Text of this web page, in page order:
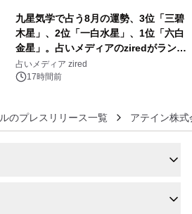
九星気学で占う8月の運勢、3位「三碧
木星」、2位「一白水星」、1位「六白
金星」。占いメディアのziredがランキ
ングを発表
占いメディア zired
17時間前
のプレスリリース一覧 アテイン株式